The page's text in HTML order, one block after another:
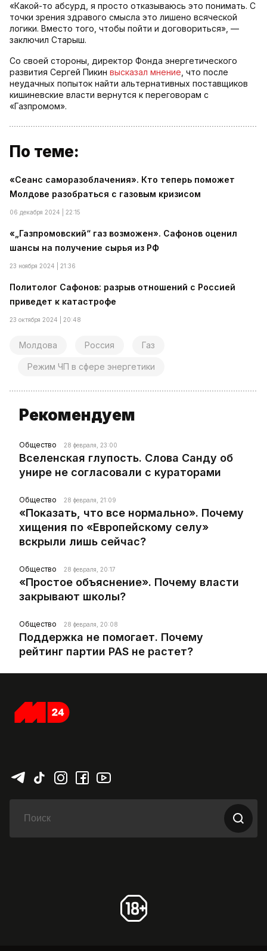
«Какой-то абсурд, я просто отказываюсь это понимать. С
точки зрения здравого смысла это лишено всяческой
логики. Вместо того, чтобы пойти и договориться», —
заключил Старыш.
Со своей стороны, директор Фонда энергетического
развития Сергей Пикин высказал мнение , что после
неудачных попыток найти альтернативных поставщиков
кишиневские власти вернутся к переговорам с
«Газпромом».
По теме:
«Сеанс саморазоблачения». Кто теперь поможет
Молдове разобраться с газовым кризисом
06 декабря 2024 | 22:15
«„Газпромовский“ газ возможен». Сафонов оценил
шансы на получение сырья из РФ
23 ноября 2024 | 21:36
Политолог Сафонов: разрыв отношений с Россией
приведет к катастрофе
23 октября 2024 | 20:48
Молдова Россия Газ
Режим ЧП в сфере энергетики
Рекомендуем
Общество 28 февраля, 23:00
Вселенская глупость. Слова Санду об
унире не согласовали с кураторами
Общество 28 февраля, 21:09
«Показать, что все нормально». Почему
хищения по «Европейскому селу»
вскрыли лишь сейчас?
Общество 28 февраля, 20:17
«Простое объяснение». Почему власти
закрывают школы?
Общество 28 февраля, 20:08
Поддержка не помогает. Почему
рейтинг партии PAS не растет?